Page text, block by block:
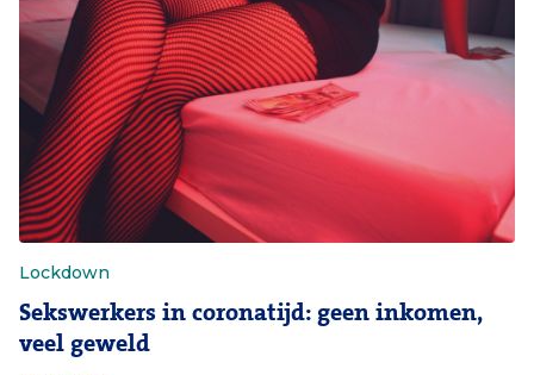
Lockdown
Sekswerkers in coronatijd: geen inkomen,
veel geweld